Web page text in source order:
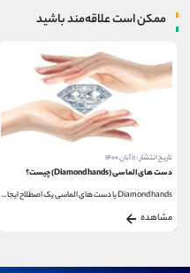
ممکن است علاقه‌مند باشید
تاریخ انتشار : ۱۱ آبان ۱۴۰۰
دست های الماسی (Diamond hands) چیست؟
Diamond hands یا دست های الماسی یک اصطلاح ایجاد شده...
مشاهده